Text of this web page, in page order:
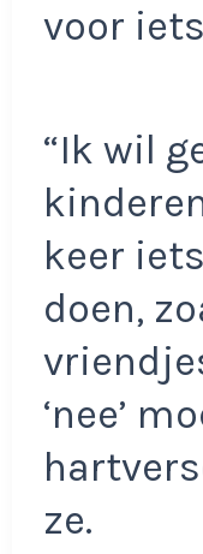
voor
“Ik wil
keer
doen,
‘nee’
ze.